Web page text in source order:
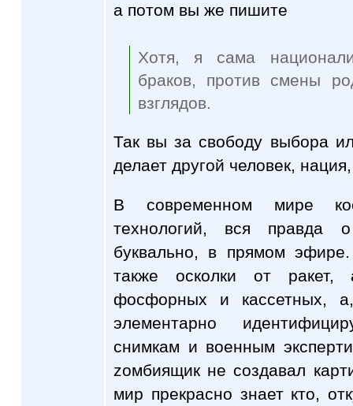
а потом вы же пишите
Хотя, я сама
браков, против смены
взглядов.
Так вы за свободу выбора
делает другой человек,
В современном мире
технологий, вся правда о
буквально, в прямом
также осколки от
фосфорных и кассетных,
элементарно
снимкам и военным
zомбиящик не создавал
мир прекрасно знает кто,